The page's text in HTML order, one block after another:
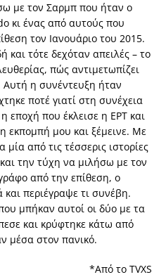
με τον Σαρμπ που ήταν ο
κι ένας από αυτούς που
τον Ιανουάριο του 2015.
και τότε δεχόταν απειλές – το
πώς αντιμετωπίζει
Αυτή η συνέντευξη ήταν
ποτέ γιατί στη συνέχεια
εποχή που έκλεισε η ΕΡΤ και
εκπομπή μου και ξέμεινε. Με
από τις τέσσερις ιστορίες
την τύχη να μιλήσω με τον
από την επίθεση, ο
και περιέγραψε τι συνέβη.
μπήκαν αυτοί οι δύο με τα
και κρύφτηκε κάτω από
μέσα στον πανικό.
*Από το TVXS